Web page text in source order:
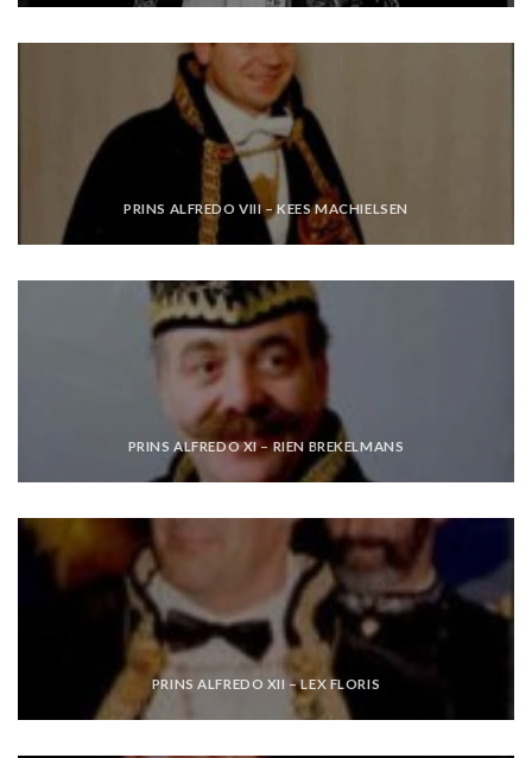
PRINS ALFREDO VIII – KEES MACHIELSEN
PRINS ALFREDO XI – RIEN BREKELMANS
PRINS ALFREDO XII – LEX FLORIS